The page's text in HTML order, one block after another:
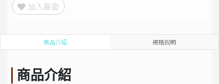
加入最愛
商品介紹 規格說明
商品介紹